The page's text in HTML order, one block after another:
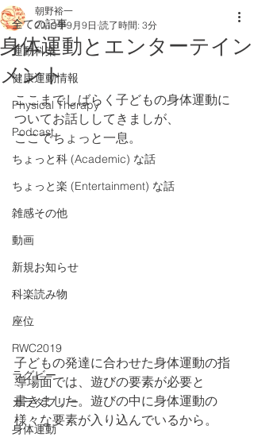
全ての記事
運動科楽
健康運動情報
Physical Therapy
Podcast
ちょっと科 (Academic) な話
ちょっと楽 (Entertainment) な話
雑感その他
動画
新規お知らせ
科楽読み物
座位
RWC2019
ラグビー
カラダフリー
身体運動
身体運動とエンターテイン
メント
朝野裕一
2019年9月9日 読了時間: 3分
ここまでしばらく子どもの身体運動に
ついてお話ししてきましが、
ここでちょっと一息。
子どもの発達に合わせた身体運動の指
導場面では、遊びの要素が必要と
書きました。遊びの中に身体運動の
様々な要素が入り込んでいるから。